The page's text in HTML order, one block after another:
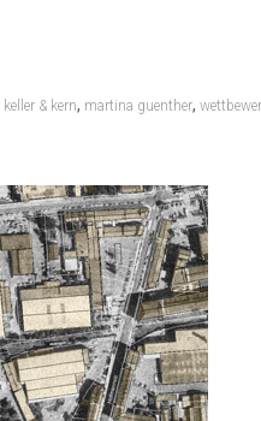
keller & kern, martina guenther,